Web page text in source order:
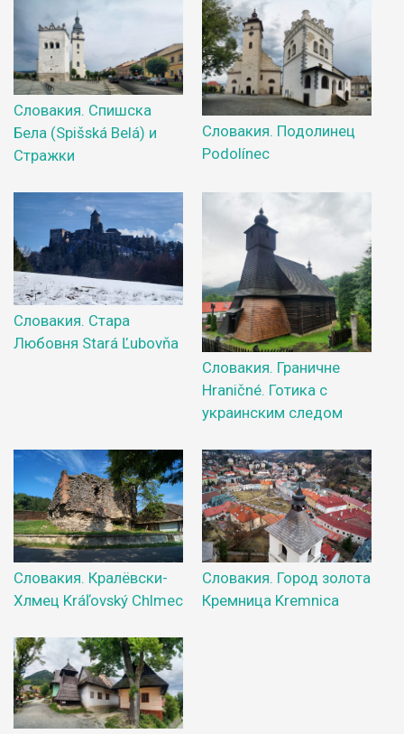
Словакия. Спишска
Бела (Spišská Belá) и
Стражки
Словакия. Подолинец
Podolínec
Словакия. Стара
Любовня Stará Ľubovňa
Словакия. Граничне
Hraničné. Готика с
украинским следом
Словакия. Кралёвски-
Хлмец Kráľovský Chlmec
Словакия. Город золота
Кремница Kremnica